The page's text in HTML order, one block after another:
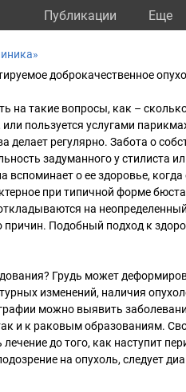
Публикации Eще
доброкачественное
на такие вопросы, как –
пользуется услугами
делает регулярно. Забота о
задуманного у стилиста
о ее здоровье, когда
при типичной форме
на
причин. Подобный подход к
Грудь может
изменений, наличия
можно выявить
и к раковым образованиям.
до того, как наступит
на опухоль, следует